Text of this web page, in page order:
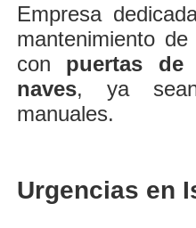
Empresa
mantenimiento
con puertas de
naves, ya
manuales.
Urgencias en